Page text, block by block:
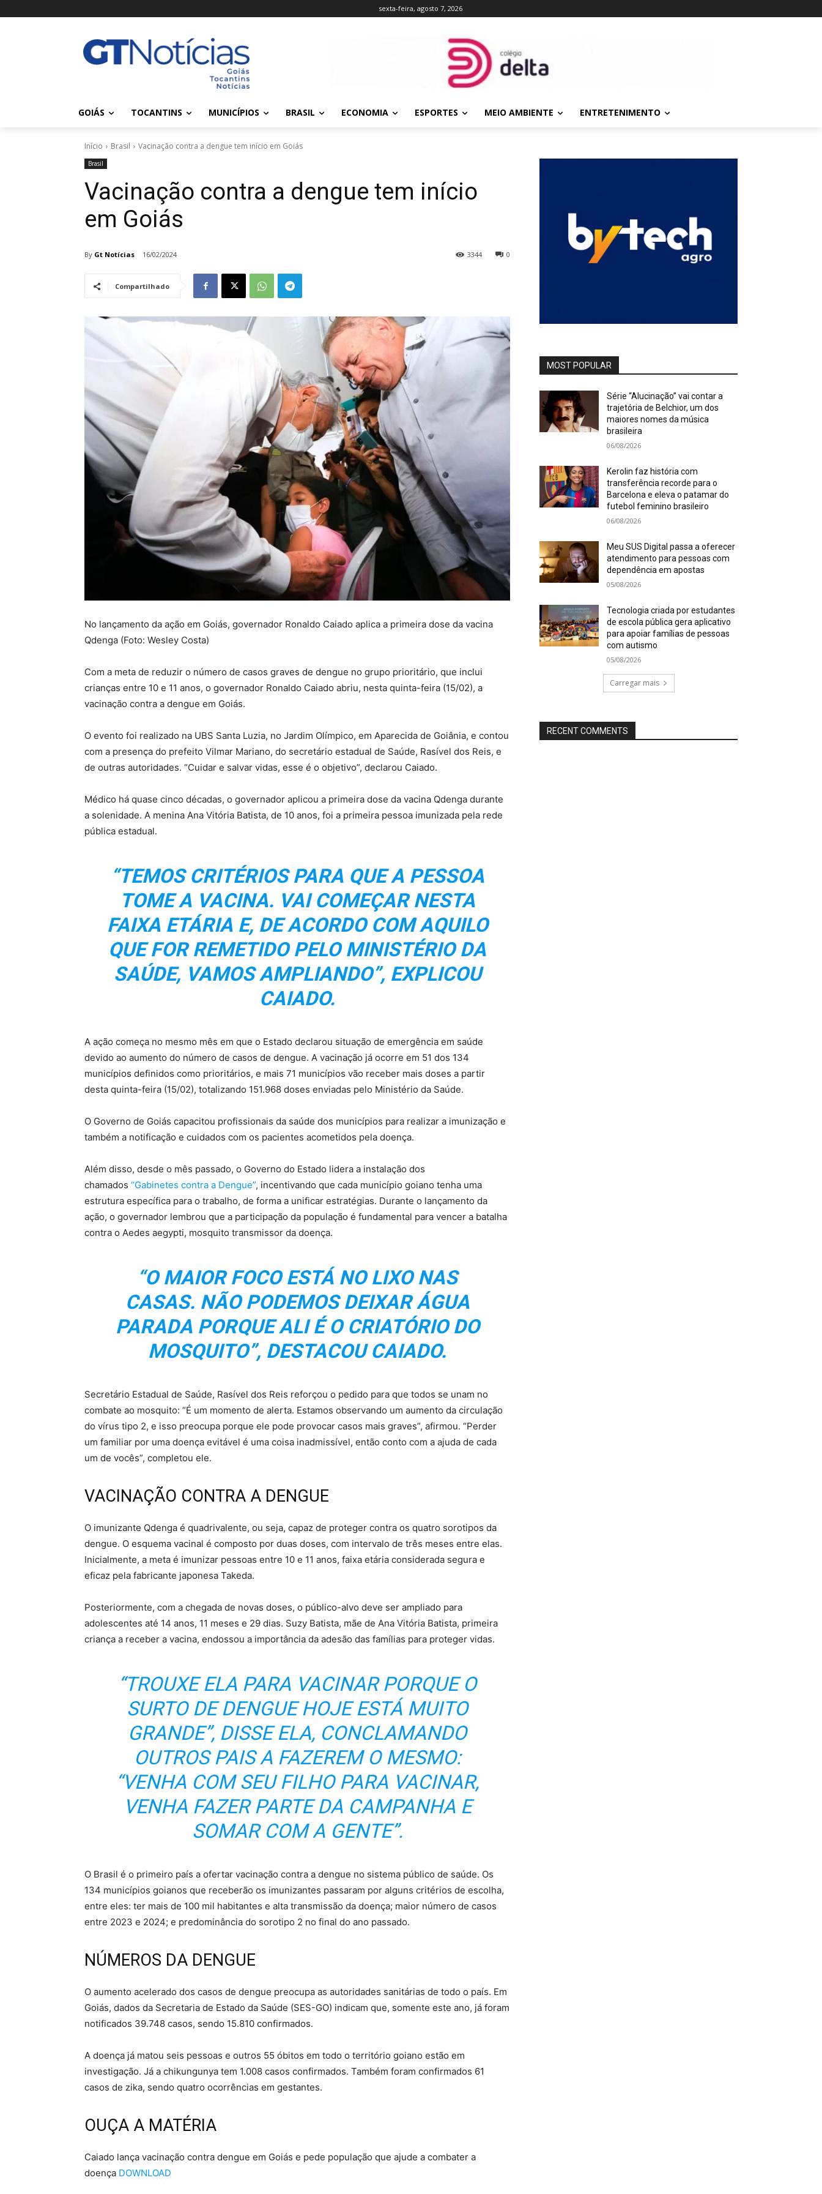
sexta-feira, agosto 7, 2026
GOIÁS TOCANTINS MUNICÍPIOS BRASIL ECONOMIA ESPORTES MEIO AMBIENTE ENTRETENIMENTO
Início Brasil Vacinação contra a dengue tem início em Goiás
Brasil
Vacinação contra a dengue tem início
em Goiás
By Gt Notícias 16/02/2024 0
3344
Compartilhado
No lançamento da ação em Goiás, governador Ronaldo Caiado aplica a primeira dose da vacina
Qdenga (Foto: Wesley Costa)
Com a meta de reduzir o número de casos graves de dengue no grupo prioritário, que inclui
crianças entre 10 e 11 anos, o governador Ronaldo Caiado abriu, nesta quinta-feira (15/02), a
vacinação contra a dengue em Goiás.
O evento foi realizado na UBS Santa Luzia, no Jardim Olímpico, em Aparecida de Goiânia, e contou
com a presença do prefeito Vilmar Mariano, do secretário estadual de Saúde, Rasível dos Reis, e
de outras autoridades. “Cuidar e salvar vidas, esse é o objetivo”, declarou Caiado.
Médico há quase cinco décadas, o governador aplicou a primeira dose da vacina Qdenga durante
a solenidade. A menina Ana Vitória Batista, de 10 anos, foi a primeira pessoa imunizada pela rede
pública estadual.
“TEMOS CRITÉRIOS PARA QUE A PESSOA
TOME A VACINA. VAI COMEÇAR NESTA
FAIXA ETÁRIA E, DE ACORDO COM AQUILO
QUE FOR REMETIDO PELO MINISTÉRIO DA
SAÚDE, VAMOS AMPLIANDO”, EXPLICOU
CAIADO.
A ação começa no mesmo mês em que o Estado declarou situação de emergência em saúde
devido ao aumento do número de casos de dengue. A vacinação já ocorre em 51 dos 134
municípios definidos como prioritários, e mais 71 municípios vão receber mais doses a partir
desta quinta-feira (15/02), totalizando 151.968 doses enviadas pelo Ministério da Saúde.
O Governo de Goiás capacitou profissionais da saúde dos municípios para realizar a imunização e
também a notificação e cuidados com os pacientes acometidos pela doença.
Além disso, desde o mês passado, o Governo do Estado lidera a instalação dos
chamados “Gabinetes contra a Dengue”, incentivando que cada município goiano tenha uma
estrutura específica para o trabalho, de forma a unificar estratégias. Durante o lançamento da
ação, o governador lembrou que a participação da população é fundamental para vencer a batalha
contra o Aedes aegypti, mosquito transmissor da doença.
“O MAIOR FOCO ESTÁ NOLIXO NAS
CASAS. NÃO PODEMOS DEIXAR ÁGUA
PARADA PORQUE ALI É O CRIATÓRIO DO
MOSQUITO”, DESTACOU CAIADO.
Secretário Estadual de Saúde, Rasível dos Reis reforçou o pedido para que todos se unam no
combate ao mosquito: “É um momento de alerta. Estamos observando um aumento da circulação
do vírus tipo 2, e isso preocupa porque ele pode provocar casos mais graves”, afirmou. “Perder
um familiar por uma doença evitável é uma coisa inadmissível, então conto com a ajuda de cada
um de vocês”, completou ele.
VACINAÇÃO CONTRA A DENGUE
O imunizante Qdenga é quadrivalente, ou seja, capaz de proteger contra os quatro sorotipos da
dengue. O esquema vacinal é composto por duas doses, com intervalo de três meses entre elas.
Inicialmente, a meta é imunizar pessoas entre 10 e 11 anos, faixa etária considerada segura e
eficaz pela fabricante japonesa Takeda.
Posteriormente, com a chegada de novas doses, o público-alvo deve ser ampliado para
adolescentes até 14 anos, 11 meses e 29 dias. Suzy Batista, mãe de Ana Vitória Batista, primeira
criança a receber a vacina, endossou a importância da adesão das famílias para proteger vidas.
“TROUXE ELA PARA VACINAR PORQUE O
SURTO DE DENGUE HOJE ESTÁ MUITO
GRANDE”, DISSE ELA, CONCLAMANDO
OUTROS PAIS A FAZEREM O MESMO:
“VENHA COM SEU FILHO PARA VACINAR,
VENHA FAZER PARTE DA CAMPANHA E
SOMAR COM A GENTE”.
O Brasil é o primeiro país a ofertar vacinação contra a dengue no sistema público de saúde. Os
134 municípios goianos que receberão os imunizantes passaram por alguns critérios de escolha,
entre eles: ter mais de 100 mil habitantes e alta transmissão da doença; maior número de casos
entre 2023 e 2024; e predominância do sorotipo 2 no final do ano passado.
NÚMEROS DA DENGUE
O aumento acelerado dos casos de dengue preocupa as autoridades sanitárias de todo o país. Em
Goiás, dados da Secretaria de Estado da Saúde (SES-GO) indicam que, somente este ano, já foram
notificados 39.748 casos, sendo 15.810 confirmados.
A doença já matou seis pessoas e outros 55 óbitos em todo o território goiano estão em
investigação. Já a chikungunya tem 1.008 casos confirmados. Também foram confirmados 61
casos de zika, sendo quatro ocorrências em gestantes.
OUÇA A MATÉRIA
Caiado lança vacinação contra dengue em Goiás e pede população que ajude a combater a
doença DOWNLOAD
MOST POPULAR
Série “Alucinação” vai contar a
trajetória de Belchior, um dos
maiores nomes da música
brasileira
06/08/2026
Kerolin faz história com
transferência recorde para o
Barcelona e eleva o patamar do
futebol feminino brasileiro
06/08/2026
Meu SUS Digital passa a oferecer
atendimento para pessoas com
dependência em apostas
05/08/2026
Tecnologia criada por estudantes
de escola pública gera aplicativo
para apoiar famílias de pessoas
com autismo
05/08/2026
Carregar mais
RECENT COMMENTS